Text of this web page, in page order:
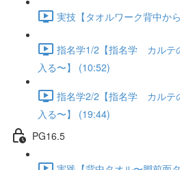
実技【タオルワーク背中か
指名学1/2【指名学 カルテ
入る〜】 (10:52)
指名学2/2【指名学 カルテ
入る〜】 (19:44)
PG16.5